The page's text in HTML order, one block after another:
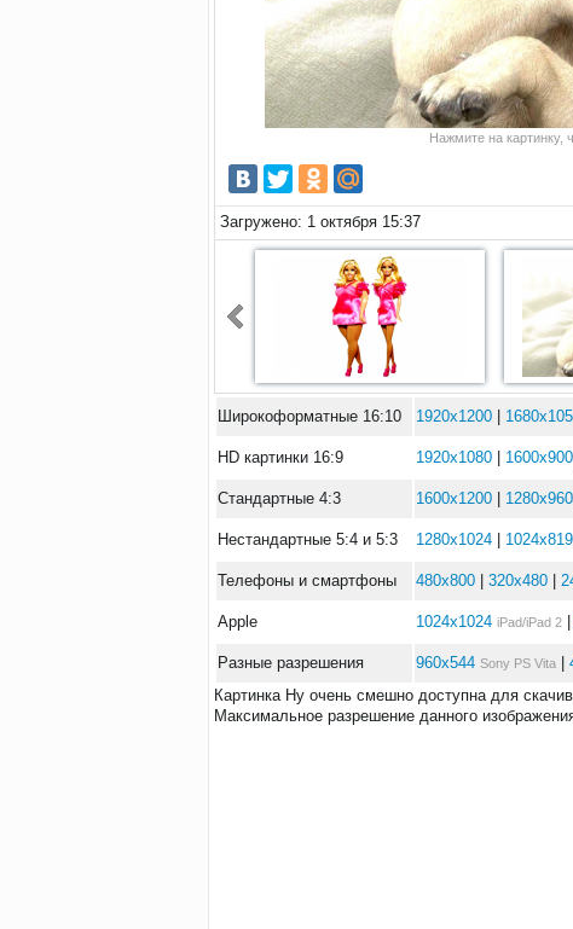
Нажмите на картинку,
Загружено: 1 октября 15:37
Широкоформатные 16:10 1920x1200
HD картинки 16:9 1920x1080 1600x900
Стандартные 4:3 1600x1200 1280x960
Нестандартные 5:4 и 5:3 1280x1024 1024x819
Телефоны и смартфоны 480x800 320x480
Apple 1024x1024 iPad/iPad 2
Разные разрешения 960x544 Sony PS Vita
Картинка Ну очень смешно доступна для
Максимальное разрешение данного